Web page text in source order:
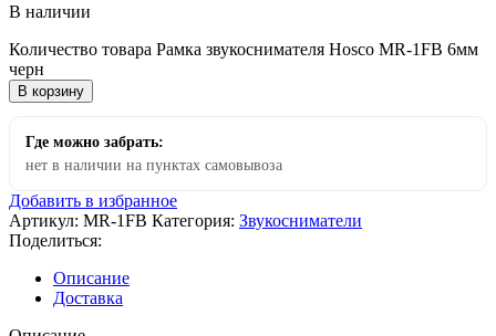
В наличии
Количество товара Рамка звукоснимателя Hosco MR-1FB 6мм
черн
В корзину
Где можно забрать:
нет в наличии на пунктах самовывоза
Добавить в избранное
Артикул: MR-1FB Категория: Звукосниматели
Поделиться:
Описание
Доставка